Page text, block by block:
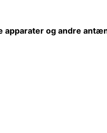
apparater og andre